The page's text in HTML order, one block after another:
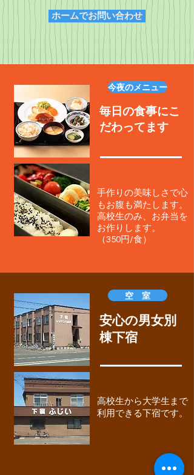
ホームでお問い合わせ
今夜のメニュー
毎日の食事にこ
だわってます
手作りの美味しさで心
もお腹も満たします。
高校生のみ、お弁当を
お作りします。
（350円/食）
空 室
安心の男女別
棟下宿
高校生から大学生まで
利用できる下宿です。